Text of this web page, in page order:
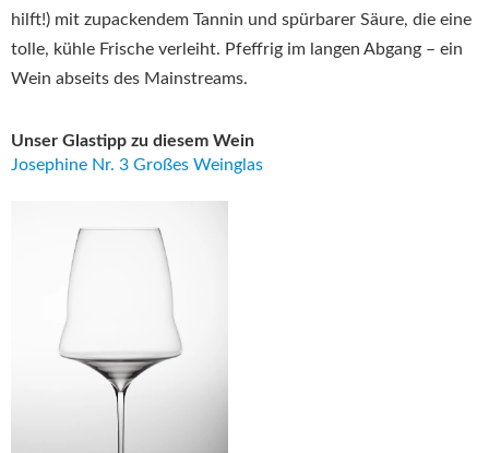
hilft!) mit zupackendem Tannin und spürbarer Säure, die eine
tolle, kühle Frische verleiht. Pfeffrig im langen Abgang – ein
Wein abseits des Mainstreams.
Unser Glastipp zu diesem Wein
Josephine Nr. 3 Großes Weinglas